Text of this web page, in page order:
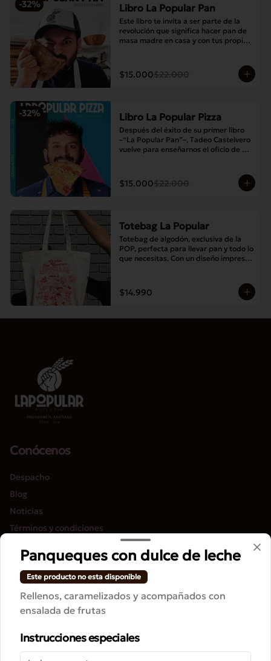
-32% Libro La Popular Pan
Este libro te invita a ser parte de la
revolución que significa hacer pan de
masa madre en casa y con tus propias
$15.000$22.000
-32% Libro La Popular Pizza
Después del éxito de su primer libro
–“La Popular Pan”–, Tadeo Castelvero
vuelve para enseñarnos el oficio de
familia.
$15.000$22.000
Totebag La Popular
Totebag de algodón, exclusiva de la
POP, perfecta para llevar pan y todo lo
que necesitas. Con un diseño impreso
$14.990
Conócenos
Despacho
Blog
Noticias
Términos y condiciones
Redes sociales
Instagram
Facebook
Mi cuenta
Panqueques con dulce de leche
Este producto no esta disponible
Rellenos, caramelizados y acompañados con
ensalada de frutas
Instrucciones especiales